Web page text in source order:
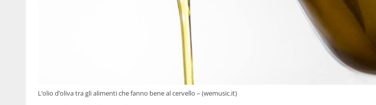
L’olio d’oliva tra gli alimenti che fanno bene al cervello – (wemusic.it)